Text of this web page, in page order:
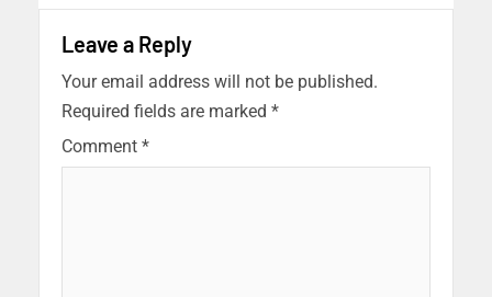
Leave a Reply
Your email address will not be published.
Required fields are marked *
Comment *